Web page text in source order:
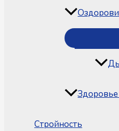
Здоровье
Стройность